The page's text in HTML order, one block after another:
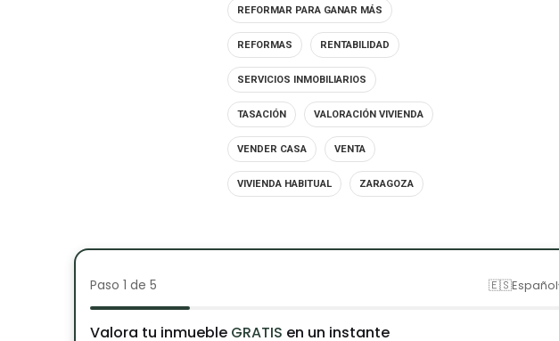
REFORMAR PARA GANAR MÁS
REFORMAS RENTABILIDAD
SERVICIOS INMOBILIARIOS
TASACIÓN VALORACIÓN VIVIENDA
VENDER CASA VENTA
VIVIENDA HABITUAL ZARAGOZA
Paso 1 de 5 🇪🇸Español
Valora tu inmueble GRATIS en un instante